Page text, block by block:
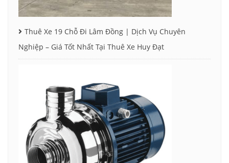
Thuê Xe 19 Chỗ Đi Lâm Đồng | Dịch Vụ Chuyên
Nghiệp – Giá Tốt Nhất Tại Thuê Xe Huy Đạt